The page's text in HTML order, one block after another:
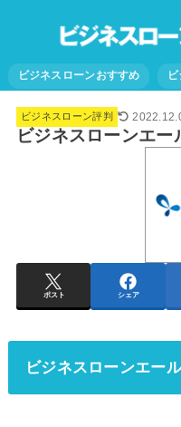
ビジネスローンおすすめ
ビジネスローン評判
ビジネスローンエー
ポスト シェア
ビジネスローンエー